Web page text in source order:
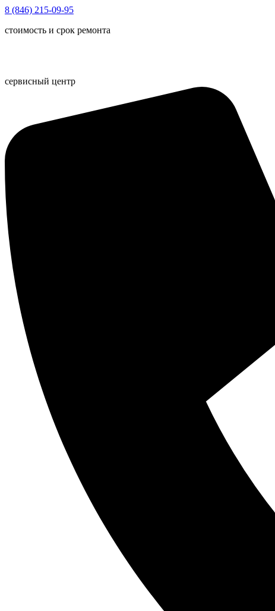
Перейти
содержимому
8 (846) 215-09-95
стоимость и срок ремонта
сервисный центр